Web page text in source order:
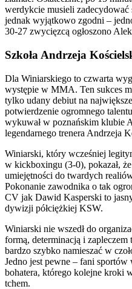
werdykcie musieli
jednak wyjątkowo zgodni –
30-27 zwycięzcą ogłoszono
Szkoła Andrzeja
Dla Winiarskiego to czwarta
występie w MMA. Ten sukces
tylko udany debiut na
potwierdzenie ogromnego
wykuwał w poznańskim klubie
legendarnego trenera Andrzeja
Winiarski, który wcześniej
w kickboxingu (3-0), pokazał,
umiejętności do twardych
Pokonanie zawodnika o tak
CV jak Dawid Kasperski to
dywizji półciężkiej KSW.
Winiarski nie wszedł do
formą, determinacją i
bardzo szybko namieszać w
Jedno jest pewne – fani
bohatera, którego kolejne kroki
tchem.